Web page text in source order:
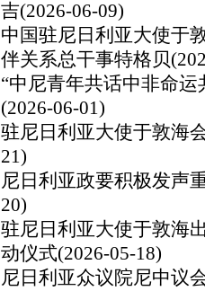
吉(2026-06-09)
中国驻尼日利亚大使于
伴关系总干事特格贝
“中尼青年共话中非命
(2026-06-01)
驻尼日利亚大使于敦海
21)
尼日利亚政要积极发声
20)
驻尼日利亚大使于敦海
动仪式(2026-05-18)
尼日利亚众议院尼中议